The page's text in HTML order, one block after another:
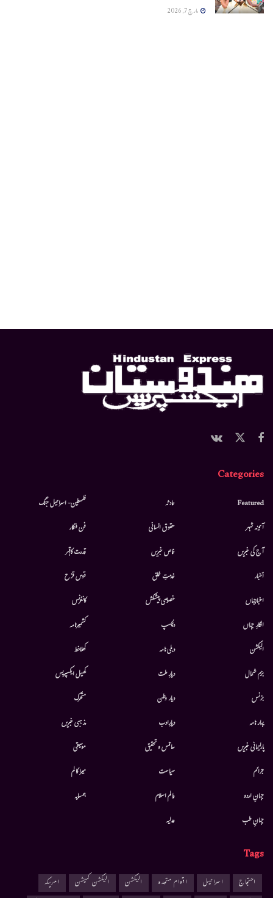
مارچ 7, 2026
Categories
Featured
آئینہ شہر
آج کی خبریں
أخبار
اخبارجہاں
افکارِ جہاں
الیکشن
بزم شمال
بزنس
بہار نامہ
پارلیمانی خبریں
جرائم
جہانِ اردو
جہانِ طب
حادثہ
حقوق انسانی
خاص خبریں
خدمتِ خلق
خصوصی پیشکش
دلچسپ
دہلی نامہ
دیارِ ملت
دیار وطن
دیارِادب
سائنس و تحقیق
سیاست
عالم اسلام
عدلیہ
فلسطین- اسرائیل جنگ
فن فنکار
قدرت کاقہر
قوس قزح
کانفرنس
کشمیرنامہ
کھلاخط
کھیل ایکسپریس
متحرك
مذہبی خبریں
موسيقى
میرا کالم
ہمسایہ
Tags
احتجاج اسرائیل اقوام متحدہ الیکشن الیکشن کمیشن
امریکہ